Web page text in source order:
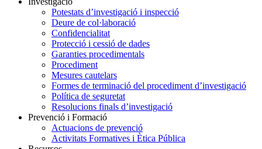
Potestats d’investigació i inspecció
Deure de col·laboració
Confidencialitat
Protecció i cessió de dades
Garanties procedimentals
Procediment
Mesures cautelars
Formes de terminació del procediment d’investigació
Política de seguretat
Resolucions finals d’investigació
Prevenció i Formació
Actuacions de prevenció
Activitats Formatives i Ètica Pública